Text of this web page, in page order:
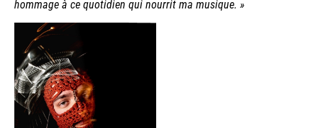
hommage à ce quotidien qui nourrit ma musique. »